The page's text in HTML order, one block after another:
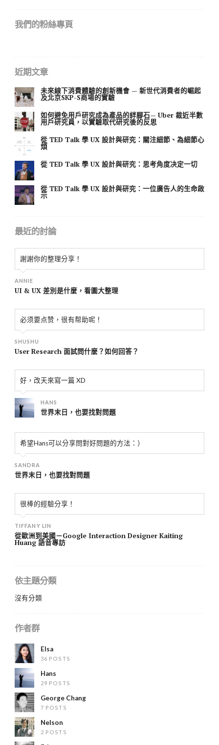
我們的粉絲專頁
近期文章
未來線下消費體驗的創新機會 — 新世代消費者的崛起
及北京SKP-S商場的實驗
如何避免用戶研究成為產品的絆腳石— Uber 裁近半數
用戶研究員，以實驗取代研究後的反思
從 TED Talk 學 UX 設計與研究：關注細節、為細節心
煩
從 TED Talk 學 UX 設計與研究：思考角度决定一切
從 TED Talk 學 UX 設計與研究：一位廣告人的生命啟
示
最近的討論
謝謝你的整理分享！
ANNIE
UI & UX 差別是什麼，看圖大整理
必须要点赞，很有帮助呢！
SHUSHU
User Research 面試問什麼？如何回答？
好，改天來寫一篇 XD
HANS
世界末日，也要找對問題
希望Hans可以分享問對好問題的方法：）
SANDRA
世界末日，也要找對問題
很棒的經驗分享！
TIFFANY LIN
從歐洲到美國－Google Interaction Designer Kaiting
Huang 語音專訪
依主題分類
沒有分類
作者群
Elsa
36 POSTS
Hans
29 POSTS
George Chang
7 POSTS
Nelson
2 POSTS